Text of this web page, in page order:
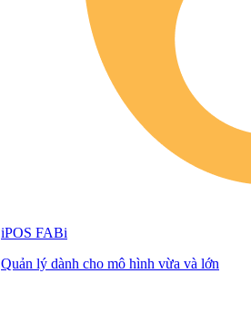
iPOS FABi
Quản lý dành cho mô hình vừa và lớn